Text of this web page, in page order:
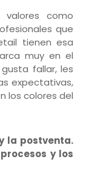
como
que
tienen esa
muy en el
fallar, les
expectativas,
los colores del
la postventa.
y los